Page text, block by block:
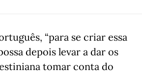
“para se criar essa
depois levar a dar os
tomar conta do